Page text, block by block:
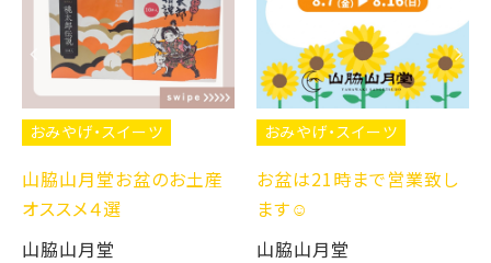
おみやげ・スイーツ
山脇山月堂お盆のお土産
オススメ４選
山脇山月堂
おみやげ・スイーツ
お盆は21時まで営業致し
ます☺️
山脇山月堂